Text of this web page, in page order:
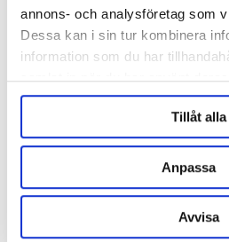
annons- och analysföretag som
Dessa kan i sin tur kombinera
information som du har
samlat in när du har använt
Tillåt alla
Anpassa
Avvisa
AEB Kegs
O-ring Dip tube Cornelius Keg 9
& 19 L
AEB
O-